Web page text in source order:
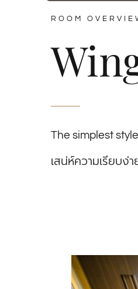
ROOM
The simplest
เสน่ห์ความเรียบง่า